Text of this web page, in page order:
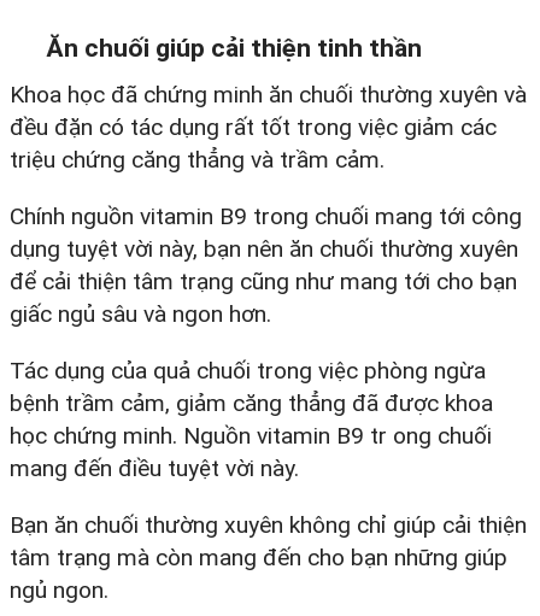
Ăn chuối giúp cải thiện tinh thần
Khoa học đã chứng minh ăn chuối thường xuyên và
đều đặn có tác dụng rất tốt trong việc giảm các
triệu chứng căng thẳng và trầm cảm.
Chính nguồn vitamin B9 trong chuối mang tới công
dụng tuyệt vời này, bạn nên ăn chuối thường xuyên
để cải thiện tâm trạng cũng như mang tới cho bạn
giấc ngủ sâu và ngon hơn.
Tác dụng của quả chuối trong việc phòng ngừa
bệnh trầm cảm, giảm căng thẳng đã được khoa
học chứng minh. Nguồn vitamin B9 tr ong chuối
mang đến điều tuyệt vời này.
Bạn ăn chuối thường xuyên không chỉ giúp cải thiện
tâm trạng mà còn mang đến cho bạn những giúp
ngủ ngon.